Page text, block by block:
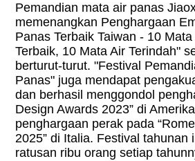
Pemandian mata air panas
memenangkan Penghargaan
Panas Terbaik Taiwan - 10
Terbaik, 10 Mata Air Terindah"
berturut-turut. "Festival
Panas" juga mendapat
dan berhasil menggondol
Design Awards 2023” di
penghargaan perak pada
2025” di Italia. Festival tahunan
ratusan ribu orang setiap